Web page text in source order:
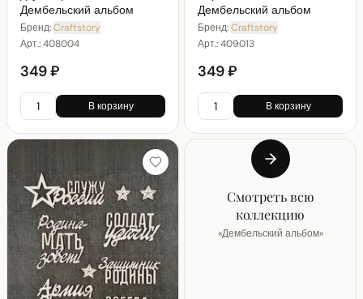
Дембельский альбом
Бренд:Craftstory
Арт.:408004
349 ₽
В корзину
Дембельский альбом
Бренд:Craftstory
Арт.:409013
349 ₽
В корзину
Смотреть всю
коллекцию
«Дембельский альбом»